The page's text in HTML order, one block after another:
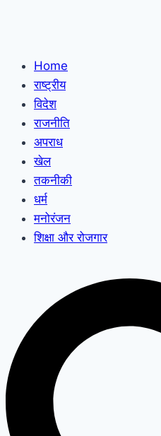
Home
राष्ट्रीय
विदेश
राजनीति
अपराध
खेल
तकनीकी
धर्म
मनोरंजन
शिक्षा और रोजगार